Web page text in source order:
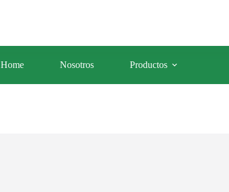
Home Nosotros Productos